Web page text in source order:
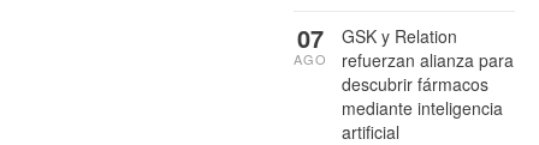
GSK y Relation
refuerzan alianza para
descubrir fármacos
mediante inteligencia
artificial
07
AGO